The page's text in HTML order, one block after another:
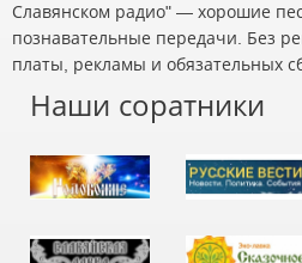
Славянском радио" — хорошие
познавательные передачи. Без
платы, рекламы и обязательных
Наши соратники